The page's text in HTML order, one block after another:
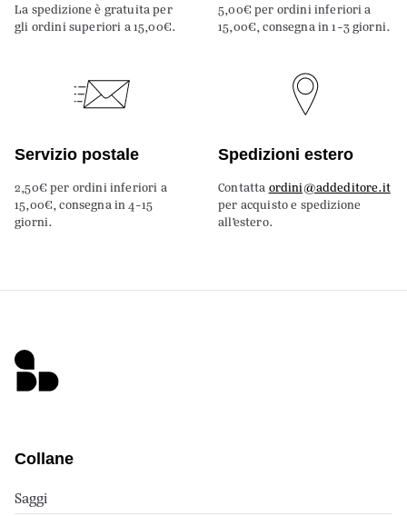
La spedizione è gratuita per
gli ordini superiori a 15,00€.
5,00€ per ordini inferiori a
15,00€, consegna in 1-3 giorni.
Servizio postale
2,50€ per ordini inferiori a
15,00€, consegna in 4-15
giorni.
Spedizioni estero
Contatta ordini@addeditore.it
per acquisto e spedizione
all’estero.
Collane
Saggi